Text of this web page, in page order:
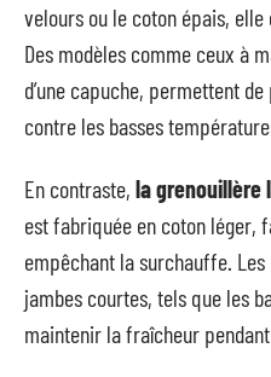
velours ou le coton épais,
Des modèles comme ceux à
d’une capuche, permettent
contre les basses
En contraste, la grenouillère
est fabriquée en coton léger,
empêchant la surchauffe. Les
jambes courtes, tels que les
maintenir la fraîcheur